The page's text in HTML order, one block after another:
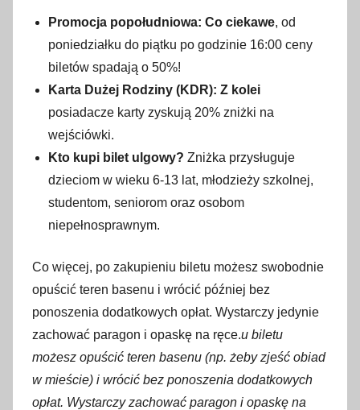
Promocja popołudniowa: Co ciekawe, od
poniedziałku do piątku po godzinie 16:00 ceny
biletów spadają o 50%!
Karta Dużej Rodziny (KDR): Z kolei
posiadacze karty zyskują 20% zniżki na
wejściówki.
Kto kupi bilet ulgowy? Zniżka przysługuje
dzieciom w wieku 6-13 lat, młodzieży szkolnej,
studentom, seniorom oraz osobom
niepełnosprawnym.
Co więcej, po zakupieniu biletu możesz swobodnie
opuścić teren basenu i wrócić później bez
ponoszenia dodatkowych opłat. Wystarczy jedynie
zachować paragon i opaskę na ręce.u biletu
możesz opuścić teren basenu (np. żeby zjeść obiad
w mieście) i wrócić bez ponoszenia dodatkowych
opłat. Wystarczy zachować paragon i opaskę na